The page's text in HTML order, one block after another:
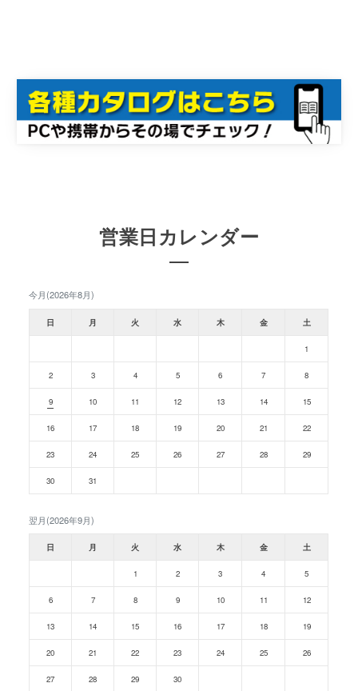
営業日カレンダー
今月(2026年8月)
日 月 火 水 木 金 土
1
2 3 4 5 6 7 8
9 10 11 12 13 14 15
16 17 18 19 20 21 22
23 24 25 26 27 28 29
30 31
翌月(2026年9月)
日 月 火 水 木 金 土
1 2 3 4 5
6 7 8 9 10 11 12
13 14 15 16 17 18 19
20 21 22 23 24 25 26
27 28 29 30